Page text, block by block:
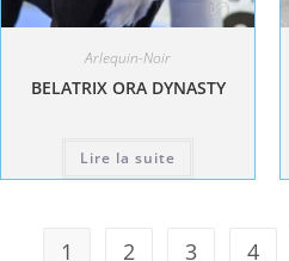
Arlequin-Noir
BELATRIX ORA DYNASTY
Lire la suite
1 2 3 4